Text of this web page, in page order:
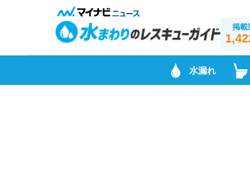
掲載
水漏れ